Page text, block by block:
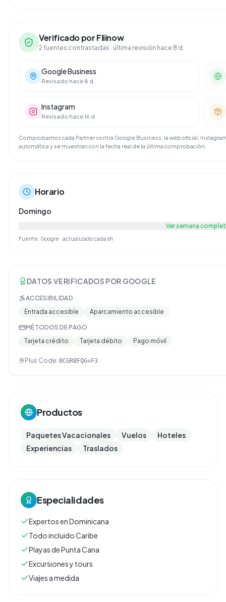
Verificado por Fliinow
2 fuentes contrastadas · última revisión hace 8 d.
Google Business
Revisado hace 8 d.
Instagram
Revisado hace 16 d.
Comprobamos cada Partner contra Google Business, la web oficial,
automática y se muestran con la fecha real de la última comprobación.
Horario
Domingo
Ver semana
Fuente: Google · actualizado cada 6h
DATOS VERIFICADOS POR GOOGLE
ACCESIBILIDAD
Entrada accesible
Aparcamiento accesible
MÉTODOS DE PAGO
Tarjeta crédito
Tarjeta débito Pago móvil
Plus Code: 8CGR8FQG+F3
Productos
Paquetes Vacacionales Vuelos
Hoteles
Experiencias
Traslados
Especialidades
Expertos en Dominicana
Todo incluido Caribe
Playas de Punta Cana
Excursiones y tours
Viajes a medida